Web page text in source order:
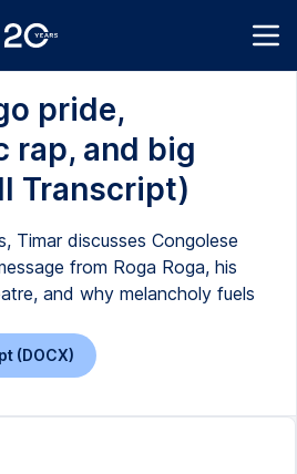
pride,
rap, and big
Transcript)
Timar discusses Congolese
from Roga Roga, his
and why melancholy fuels
(DOCX)